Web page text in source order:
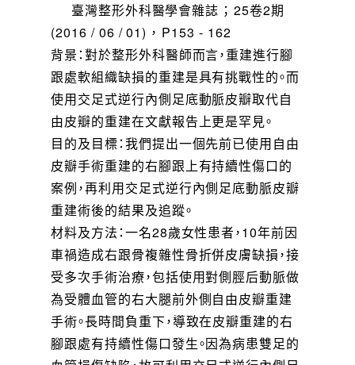
臺灣整形外科醫學會雜誌 ； 25卷2期
(2016 / 06 / 01) ， P153 - 162
背景：對於整形外科醫師而言，重建進行腳
跟處軟組織缺損的重建是具有挑戰性的。而
使用交足式逆行內側足底動脈皮瓣取代自
由皮瓣的重建在文獻報告上更是罕見。
目的及目標：我們提出一個先前已使用自由
皮瓣手術重建的右腳跟上有持續性傷口的
案例，再利用交足式逆行內側足底動脈皮瓣
重建術後的結果及追蹤。
材料及方法：一名28歲女性患者，10年前因
車禍造成右跟骨複雜性骨折併皮膚缺損，接
受多次手術治療，包括使用對側脛后動脈做
為受體血管的右大腿前外側自由皮瓣重建
手術。長時間負重下，導致在皮瓣重建的右
腳跟處有持續性傷口發生。因為病患雙足的